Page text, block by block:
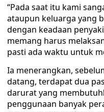
“Pada saat itu kami
ataupun keluarga yang
dengan keadaan
memang harus
pasti ada waktu untuk
Ia menerangkan,
datang, terdapat dua
darurat yang
penggunaan banyak